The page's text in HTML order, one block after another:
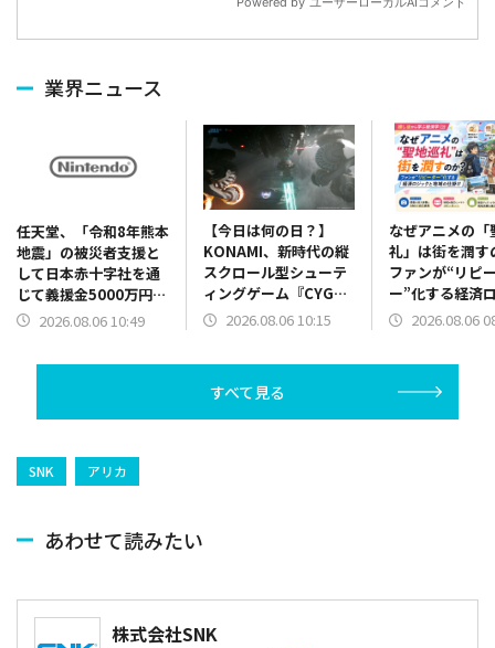
業界ニュース
任天堂、「令和8年熊本
地震」の被災者支援と
して日本赤十字社を通
じて義援金5000万円を
寄付 被災した同社製
2026.08.06 10:49
【今日は何の日？】
KONAMI、新時代の縦
スクロール型シューテ
ィングゲーム『CYGNI:
All Guns Blazing』を
2026.08.06 10:15
なぜアニメの「
礼」は街を潤す
ファンが“リピ
ー”化する経済
と地域の仕掛け
2026.08.06
すべて見る
SNK アリカ
あわせて読みたい
株式会社SNK